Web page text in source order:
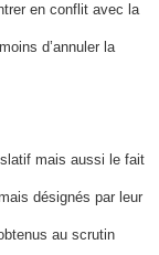
en conflit avec la
d’annuler la
mais aussi le fait
désignés par leur
au scrutin